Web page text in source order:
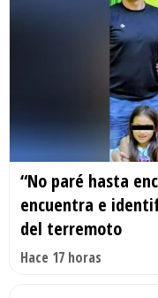
“No paré hasta
encuentra e
del terremoto
Hace 17 horas